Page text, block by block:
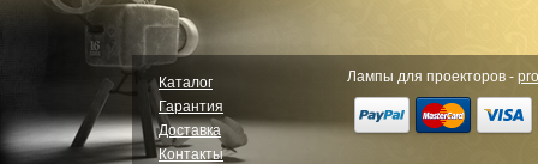
Каталог
Гарантия
Доставка
Контакты
Лампы для проекторов -